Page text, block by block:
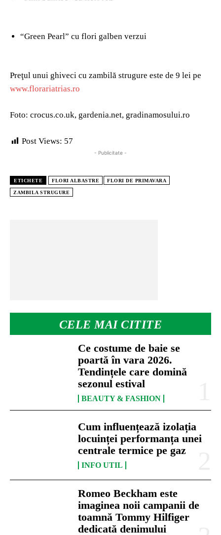
CELE MAI CITITE
Ce costume de baie se
poartă în vara 2026.
Tendințele care domină
sezonul estival
BEAUTY & FASHION
Cum influențează izolația
locuinței performanța unei
centrale termice pe gaz
INFO UTIL
Romeo Beckham este
imaginea noii campanii de
toamnă Tommy Hilfiger
dedicată denimului
“Green Pearl” cu flori galben verzui
Preţul unui ghiveci cu zambilă strugure este de 9 lei pe
www.florariatrias.ro
Foto: crocus.co.uk, gardenia.net, gradinamosului.ro
Post Views: 57
- Publicitate -
ETICHETE FLORI ALBASTRE FLORI DE PRIMAVARA
ZAMBILA STRUGURE